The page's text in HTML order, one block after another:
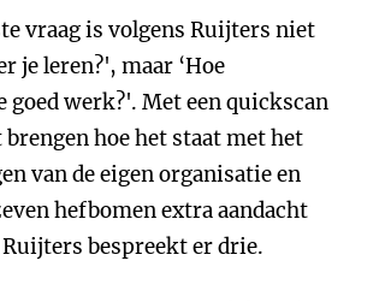
vraag is volgens Ruijters niet
je leren?', maar ‘Hoe
goed werk?'. Met een quickscan
hoe het staat met het
van de eigen organisatie en
hefbomen extra aandacht
bespreekt er drie.